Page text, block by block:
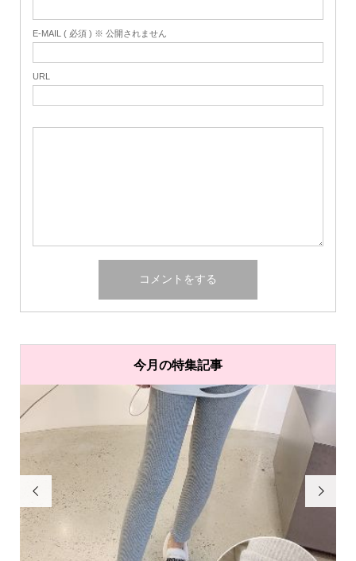
E-MAIL ( 必須 ) ※ 公開されません
URL
今月の特集記事
 